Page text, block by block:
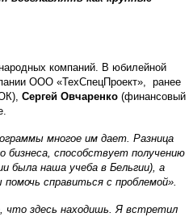
компаний. В юбилейной
ООО «ТехСпецПроект», ранее
Сергей Овчаренко (финансовый
многое им дает. Разница
бизнеса, способствует получению
была наша учеба в Бельгии), а
справиться с проблемой».
здесь находишь. Я встретил